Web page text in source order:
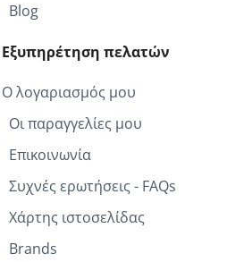
Blog
Εξυπηρέτηση πελατών
Ο λογαριασμός μου
Οι παραγγελίες μου
Επικοινωνία
Συχνές ερωτήσεις - FAQs
Χάρτης ιστοσελίδας
Brands